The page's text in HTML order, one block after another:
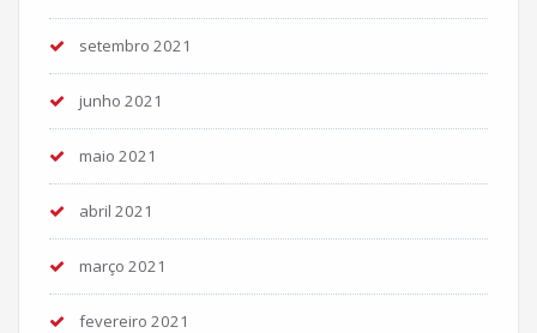
setembro 2021
junho 2021
maio 2021
abril 2021
março 2021
fevereiro 2021